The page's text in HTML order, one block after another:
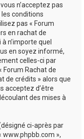
n’acceptez pas
conditions
pas « Forum
en rachat de
n’importe quel
en soyez informé,
celles-ci par
Forum Rachat de
de crédits » alors que
acceptez d’être
des mises à
ci-après par
www.phpbb.com »,